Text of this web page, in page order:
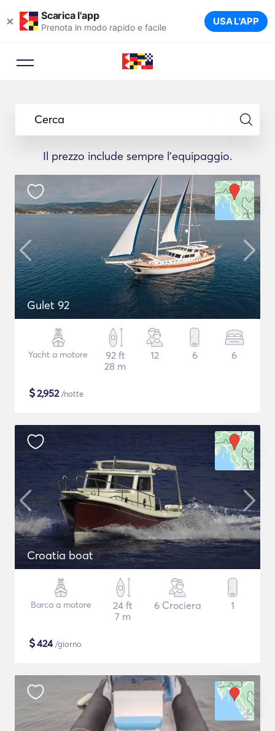
× Scarica l'app
Prenota in modo rapido e facile USA L'APP
Cerca
Il prezzo include sempre l'equipaggio.
Gulet 92
Yacht a motore
92 ft
28 m
12 6 6
$2,952/notte
Croatia boat
Barca a motore
24 ft
7 m
6 Crociera 1
$424/giorno